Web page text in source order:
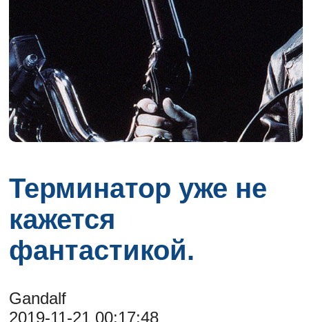
Терминатор уже не
кажется
фантастикой.
Gandalf
2019-11-21 00:17:48